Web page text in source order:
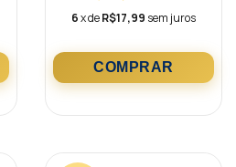
6x deR$17,99 sem juros